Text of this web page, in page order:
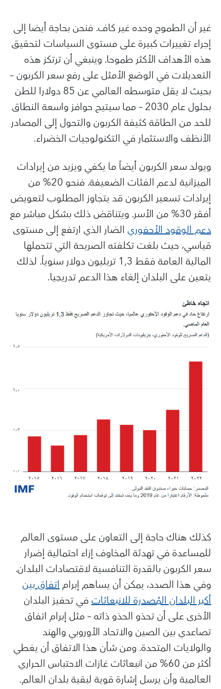
غير أن الطموح وحده غير كاف. فنحن بحاجة أيضا إلى
إجراء تغييرات كبيرة على مستوى السياسات لتحقيق
هذه الأهداف الأكثر طموحا. وينبغي أن ترتكز هذه
التعديلات في الوضع الأمثل على رفع سعر الكربون –
بحيث لا يقل متوسطه العالمي عن 85 دولارا للطن
بحلول عام 2030 – مما سيتيح حوافز واسعة النطاق
للحد من الطاقة كثيفة الكربون والتحول إلى المصادر
الأنظف والاستثمار في التكنولوجيات الخضراء.
ويولد سعر الكربون أيضاً ما يكفي ويزيد من إيرادات
الميزانية لدعم الفئات الضعيفة. فنحو 20% من
إيرادات تسعير الكربون قد يتجاوز المطلوب لتعويض
أفقر 30% من الأسر. ويتناقض ذلك بشكل مباشر مع
دعم الوقود الأحفوري الضار الذي ارتفع إلى مستوى
قياسي، حيث بلغت تكلفته الصريحة التي تتحملها
المالية العامة فقط 1,3 تريليون دولار سنوياً. لذلك
يتعين على البلدان إلغاء هذا الدعم تدريجيا.
كذلك هناك حاجة إلى التعاون على مستوى العالم
للمساعدة في تهدئة المخاوف إزاء احتمالية إضرار
سعر الكربون بالقدرة التنافسية لاقتصادات البلدان.
وفي هذا الصدد، يمكن أن يساهم إبراماتفاق بين
أكبر البلدان المُصدرة للانبعاثاتفي تحفيز البلدان
الأخرى على أن تحذو الحذو ذاته – مثل إبرام اتفاق
تصاعدي بين الصين والاتحاد الأوروبي والهند
والولايات المتحدة. ومن شأن هذا الاتفاق أن يغطي
أكثر من 60% من انبعاثات غازات الاحتباس الحراري
العالمية وأن يرسل إشارة قوية لبقية بلدان العالم.